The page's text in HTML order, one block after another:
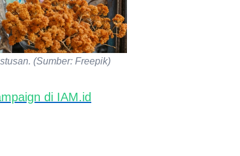
(Sumber: Freepik)
di IAM.id